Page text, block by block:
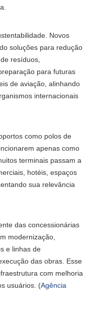
Novos
soluções para redução
resíduos,
para futuras
de aviação, alinhando
internacionais
como polos de
apenas como
terminais passam a
hotéis, espaços
sua relevância
das concessionárias
modernização,
e linhas de
das obras. Esse
com melhoria
usuários. (Agência